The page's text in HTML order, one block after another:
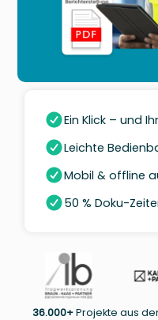
Ein Klick – und
Leichte
Mobil & offline
50 % Doku-
36.000+Projekte aus